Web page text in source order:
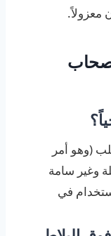
معزولاً.
(وهو أمر
وغير سامة
في